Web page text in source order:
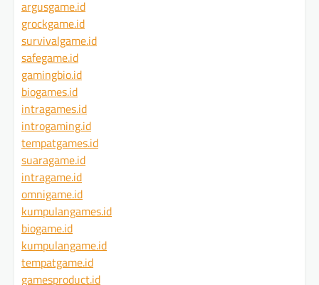
argusgame.id
grockgame.id
survivalgame.id
safegame.id
gamingbio.id
biogames.id
intragames.id
introgaming.id
tempatgames.id
suaragame.id
intragame.id
omnigame.id
kumpulangames.id
biogame.id
kumpulangame.id
tempatgame.id
gamesproduct.id